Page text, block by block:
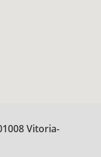
Vitoria-